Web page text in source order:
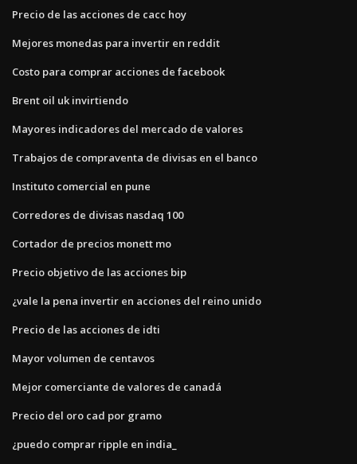
Precio de las acciones de cacc hoy
Mejores monedas para invertir en reddit
Costo para comprar acciones de facebook
Brent oil uk invirtiendo
Mayores indicadores del mercado de valores
Trabajos de compraventa de divisas en el banco
Instituto comercial en pune
Corredores de divisas nasdaq 100
Cortador de precios monett mo
Precio objetivo de las acciones bip
¿vale la pena invertir en acciones del reino unido
Precio de las acciones de idti
Mayor volumen de centavos
Mejor comerciante de valores de canadá
Precio del oro cad por gramo
¿puedo comprar ripple en india_